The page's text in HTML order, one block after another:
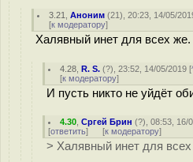
3.21 ,Аноним (21), 20:23, 14/05/
[к модератору]
Халявный инет для всех же.
4.28 ,R. S. (?), 23:52, 14/05/2019 [
[к модератору]
И пусть никто не уйдёт
4.30 ,Сргей Брин (?), 08:53, 16/
[ответить] [к модератору]
> Халявный инет для